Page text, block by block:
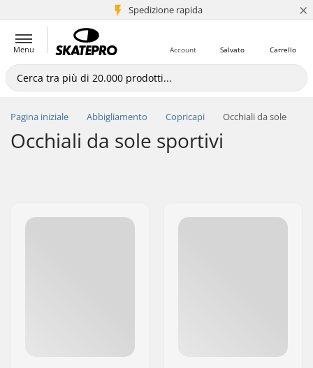
Spedizione rapida
+5 mln di clienti ×
Menu Carrello
Salvato
Account
Pagina iniziale Abbigliamento Copricapi Occhiali da sole
Occhiali da sole sportivi